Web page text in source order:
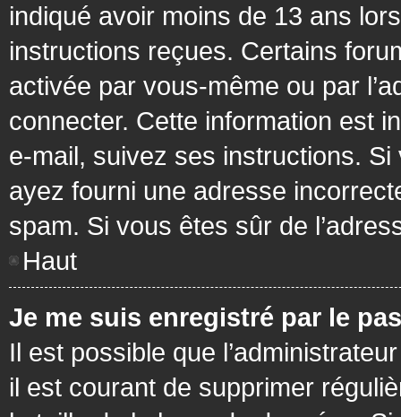
indiqué avoir moins de 13 ans
instructions reçues. Certains
activée par vous-même ou par
connecter. Cette information est
e-mail, suivez ses instructions. Si
ayez fourni une adresse
spam. Si vous êtes sûr de
Haut
Je me suis enregistré par le
Il est possible que
il est courant de supprimer